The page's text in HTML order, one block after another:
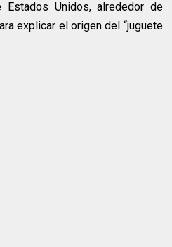
Unidos, alrededor de
explicar el origen del “juguete